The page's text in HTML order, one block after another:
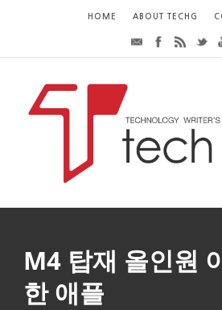
HOME ABOUT TECHG
M4 탑재 올인원
한 애플